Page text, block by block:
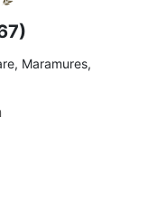
Maramures,